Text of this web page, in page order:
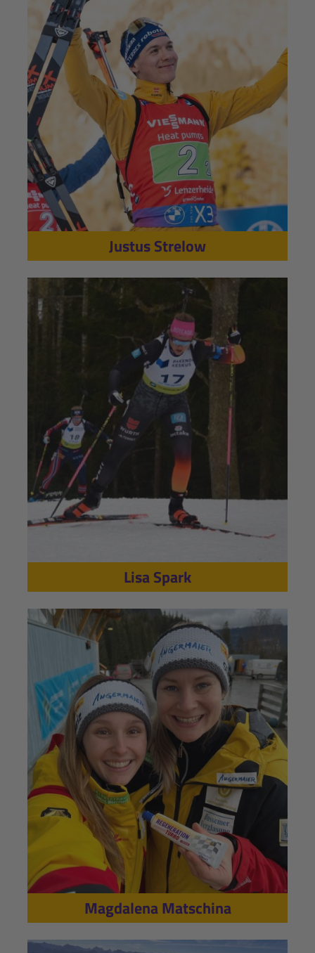
Justus Strelow
Lisa Spark
Magdalena Matschina